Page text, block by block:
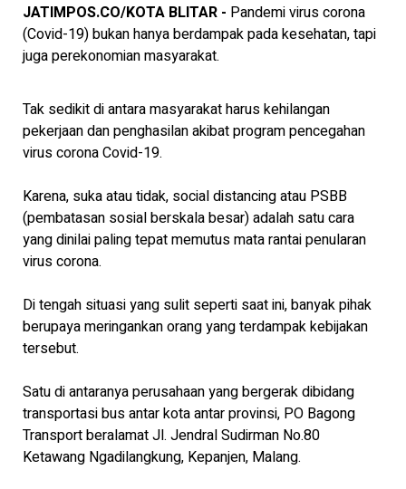
JATIMPOS.CO/KOTA BLITAR - Pandemi virus corona
(Covid-19) bukan hanya berdampak pada kesehatan, tapi
juga perekonomian masyarakat.
Tak sedikit di antara masyarakat harus kehilangan
pekerjaan dan penghasilan akibat program pencegahan
virus corona Covid-19.
Karena, suka atau tidak, social distancing atau PSBB
(pembatasan sosial berskala besar) adalah satu cara
yang dinilai paling tepat memutus mata rantai penularan
virus corona.
Di tengah situasi yang sulit seperti saat ini, banyak pihak
berupaya meringankan orang yang terdampak kebijakan
tersebut.
Satu di antaranya perusahaan yang bergerak dibidang
transportasi bus antar kota antar provinsi, PO Bagong
Transport beralamat Jl. Jendral Sudirman No.80
Ketawang Ngadilangkung, Kepanjen, Malang.